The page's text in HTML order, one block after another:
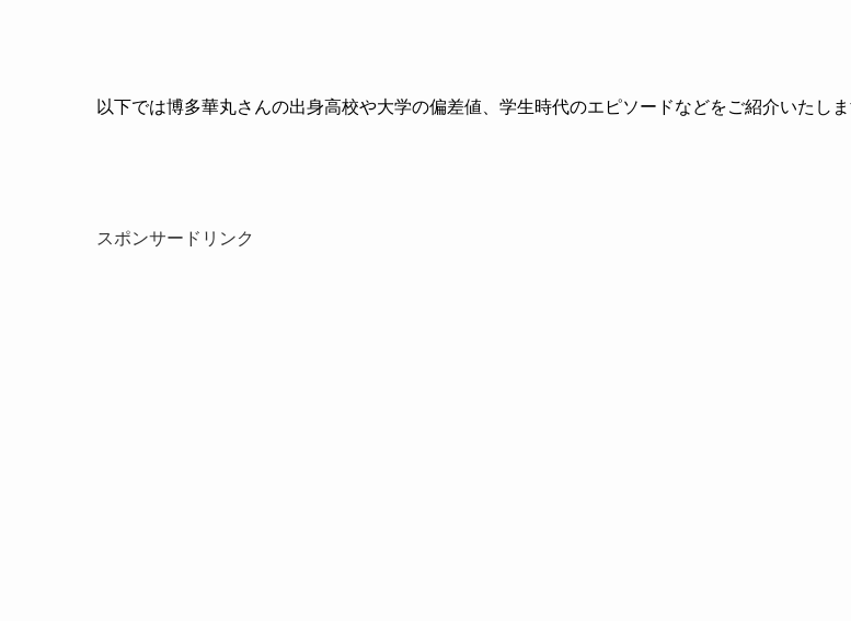
以下では博多華丸さんの出身高校や大学の偏差値、学生時代のエピソードなどをご紹介いたし
スポンサードリンク